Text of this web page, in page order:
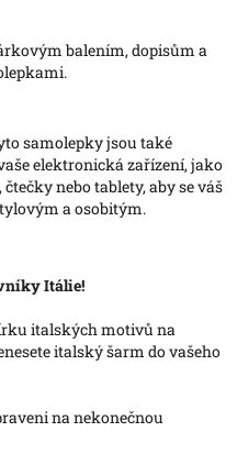
balením, dopisům a
samolepky jsou také
elektronická zařízení, jako
nebo tablety, aby se váš
a osobitým.
Itálie!
italských motivů na
italský šarm do vašeho
na nekonečnou